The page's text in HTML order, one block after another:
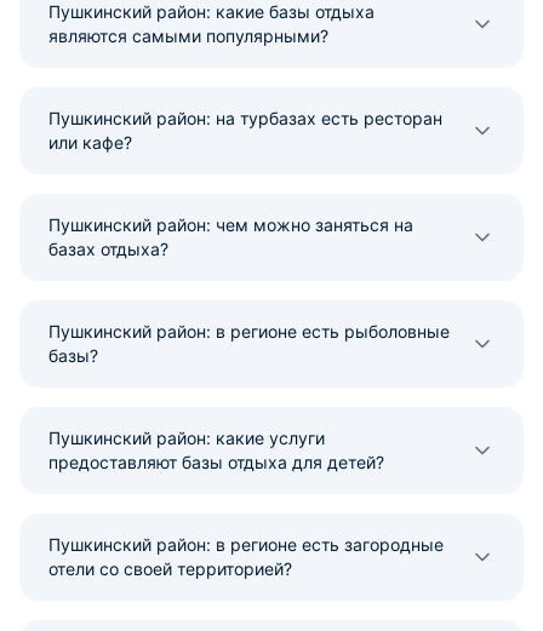
Пушкинский район: какие базы отдыха
являются самыми популярными?
Пушкинский район: на турбазах есть ресторан
или кафе?
Пушкинский район: чем можно заняться на
базах отдыха?
Пушкинский район: в регионе есть рыболовные
базы?
Пушкинский район: какие услуги
предоставляют базы отдыха для детей?
Пушкинский район: в регионе есть загородные
отели со своей территорией?